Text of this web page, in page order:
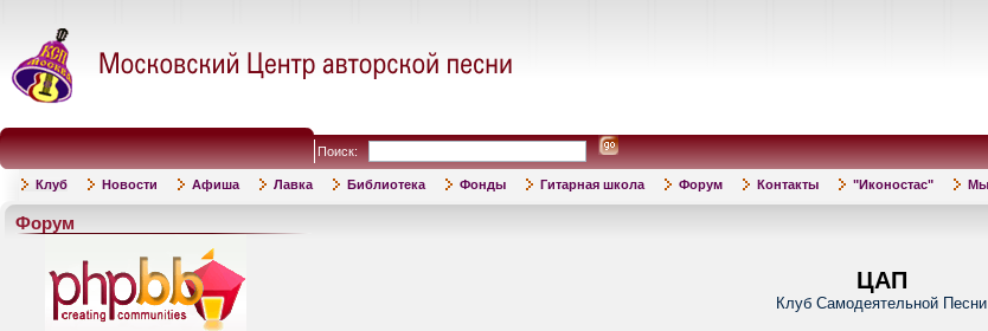
Поиск:
Клуб Новости Афиша Лавка Библиотека Фонды Гитарная школа Форум Контакты "Иконостас" Мы
Форум
ЦАП
Клуб Самодеятельной Песни